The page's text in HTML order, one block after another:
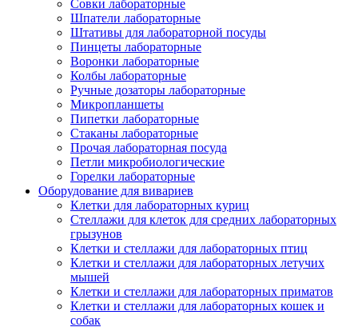
Совки лабораторные
Шпатели лабораторные
Штативы для лабораторной посуды
Пинцеты лабораторные
Воронки лабораторные
Колбы лабораторные
Ручные дозаторы лабораторные
Микропланшеты
Пипетки лабораторные
Стаканы лабораторные
Прочая лабораторная посуда
Петли микробиологические
Горелки лабораторные
Оборудование для вивариев
Клетки для лабораторных куриц
Стеллажи для клеток для средних лабораторных
грызунов
Клетки и стеллажи для лабораторных птиц
Клетки и стеллажи для лабораторных летучих
мышей
Клетки и стеллажи для лабораторных приматов
Клетки и стеллажи для лабораторных кошек и
собак